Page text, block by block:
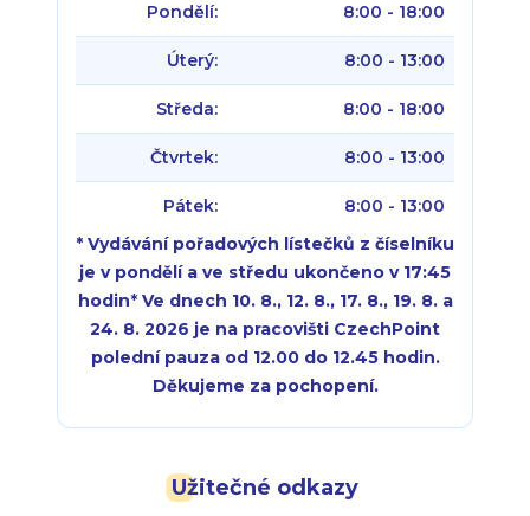
Užitečné odkazy
Pondělí: 8:00 - 18:00
Úterý: 8:00 - 13:00
Středa: 8:00 - 18:00
Čtvrtek: 8:00 - 13:00
Pátek:
8:00 - 13:00
* Vydávání pořadových lístečků z číselníku
je v pondělí a ve středu ukončeno v 17:45
hodin* Ve dnech 10. 8., 12. 8., 17. 8., 19. 8. a
24. 8. 2026 je na pracovišti CzechPoint
polední pauza od 12.00 do 12.45 hodin.
Děkujeme za pochopení.
Úterý:
Úterý: